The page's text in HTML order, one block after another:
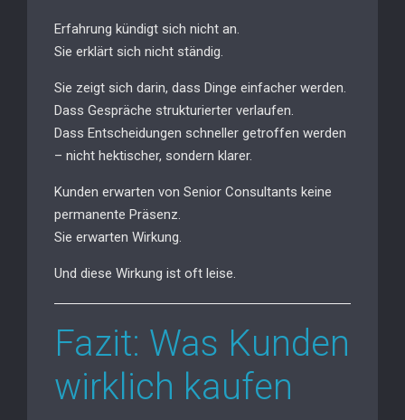
Erfahrung kündigt sich nicht an.
Sie erklärt sich nicht ständig.
Sie zeigt sich darin, dass Dinge einfacher werden.
Dass Gespräche strukturierter verlaufen.
Dass Entscheidungen schneller getroffen werden
– nicht hektischer, sondern klarer.
Kunden erwarten von Senior Consultants keine
permanente Präsenz.
Sie erwarten Wirkung.
Und diese Wirkung ist oft leise.
Fazit: Was Kunden
wirklich kaufen